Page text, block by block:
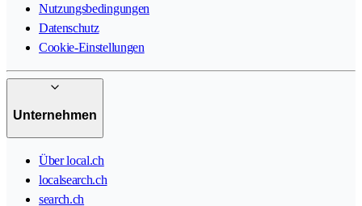
Nutzungsbedingungen
Datenschutz
Cookie-Einstellungen
Unternehmen
Über local.ch
localsearch.ch
search.ch